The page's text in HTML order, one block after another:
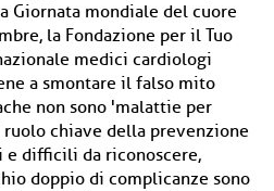
Giornata mondiale del cuore
la Fondazione per il Tuo
medici cardiologi
a smontare il falso mito
non sono 'malattie per
chiave della prevenzione
difficili da riconoscere,
doppio di complicanze sono